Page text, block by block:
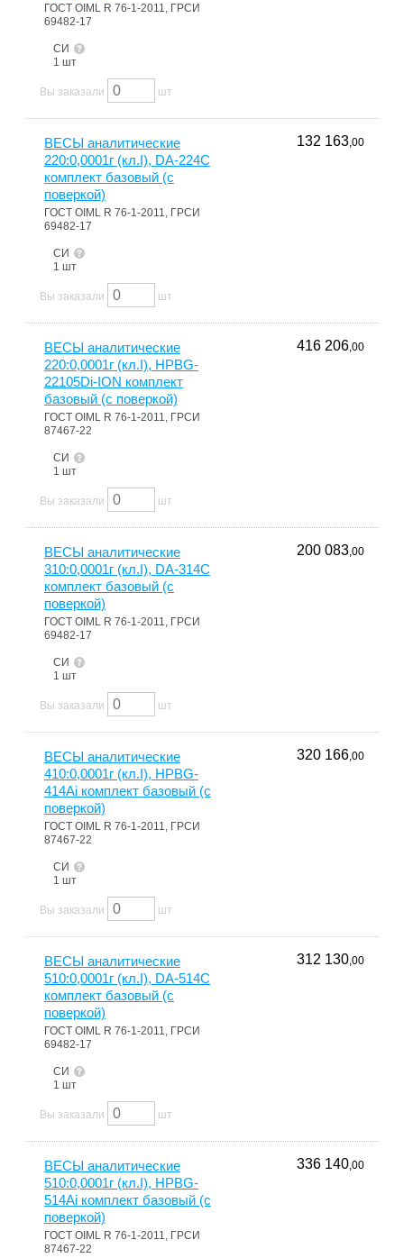
ГОСТ OIML R 76-1-2011, ГРСИ
69482-17
СИ
1 шт
Вы заказали шт
ВЕСЫ аналитические
220:0,0001г (кл.I), DA-224С
комплект базовый (с
поверкой)
ГОСТ OIML R 76-1-2011, ГРСИ
69482-17
СИ
1 шт
132 163,00
Вы заказали шт
ВЕСЫ аналитические
220:0,0001г (кл.I), HPBG-
22105Di-ION комплект
базовый (с поверкой)
ГОСТ OIML R 76-1-2011, ГРСИ
87467-22
СИ
1 шт
416 206,00
Вы заказали шт
ВЕСЫ аналитические
310:0,0001г (кл.I), DA-314C
комплект базовый (с
поверкой)
ГОСТ OIML R 76-1-2011, ГРСИ
69482-17
СИ
1 шт
200 083,00
Вы заказали шт
ВЕСЫ аналитические
410:0,0001г (кл.I), HPBG-
414Ai комплект базовый (с
поверкой)
ГОСТ OIML R 76-1-2011, ГРСИ
87467-22
СИ
1 шт
320 166,00
Вы заказали шт
ВЕСЫ аналитические
510:0,0001г (кл.I), DA-514C
комплект базовый (с
поверкой)
ГОСТ OIML R 76-1-2011, ГРСИ
69482-17
СИ
1 шт
312 130,00
Вы заказали шт
ВЕСЫ аналитические
510:0,0001г (кл.I), HPBG-
514Ai комплект базовый (с
поверкой)
ГОСТ OIML R 76-1-2011, ГРСИ
87467-22
336 140,00